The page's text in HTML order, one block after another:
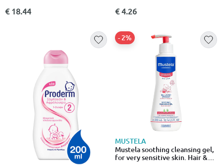
€ 18.44 € 4.26
MUSTELA
Mustela soothing cleansing gel,
for very sensitive skin. Hair &
- 2%